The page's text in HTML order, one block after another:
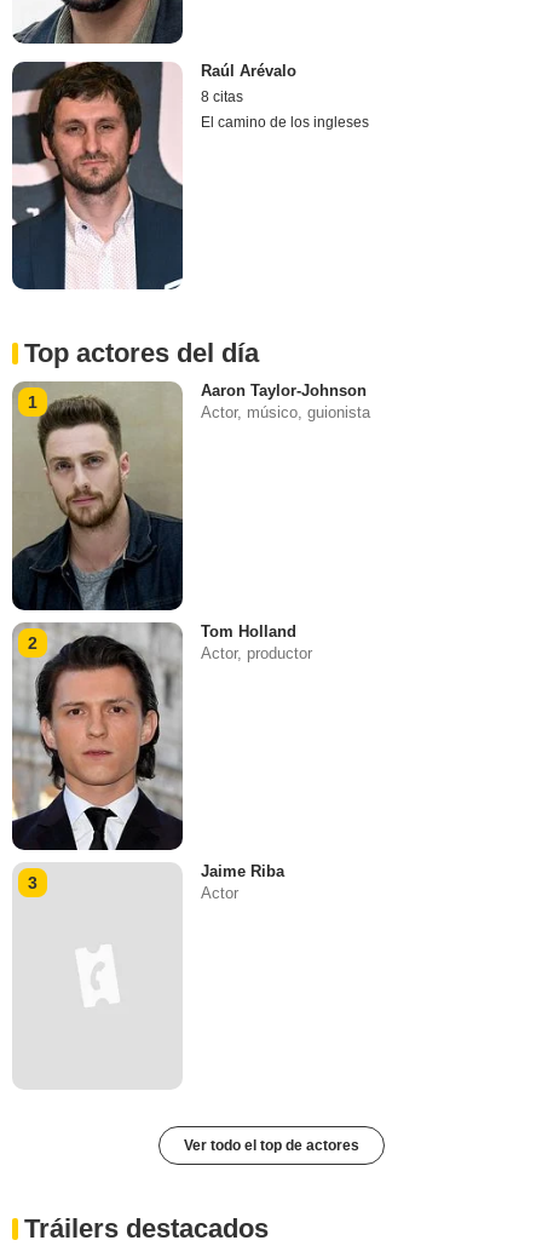
Raúl Arévalo
8 citas
El camino de los ingleses
Top actores del día
1
Aaron Taylor-Johnson
Actor, músico, guionista
2
Tom Holland
Actor, productor
3
Jaime Riba
Actor
Ver todo el top de actores
Tráilers destacados